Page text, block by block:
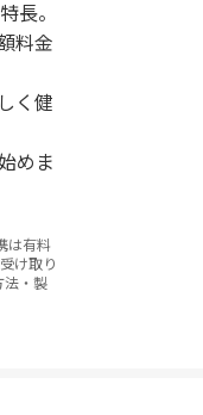
長。
料金
く健
めま
は有料
け取り
法・製